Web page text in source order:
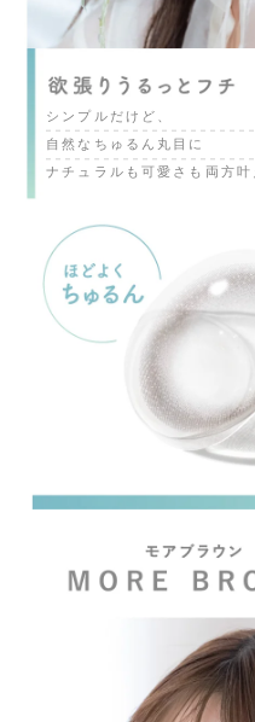
シンプルだけど、
自然なちゅるん丸目に
ナチュラルも可愛さも両方叶